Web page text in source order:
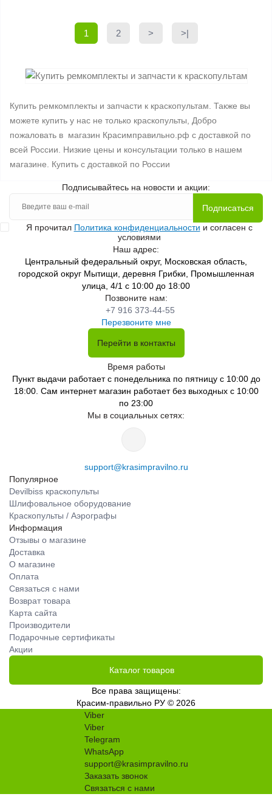
1 2 > >|
Купить ремкомплекты и запчасти к краскопультам. Также вы
можете купить у нас не только краскопульты, Добро
пожаловать в магазин Красимправильно.рф с доставкой по
всей России. Низкие цены и консультации только в нашем
магазине. Купить с доставкой по России
Подписывайтесь на новости и акции:
Подписаться
Я прочитал Политика конфиденциальности и согласен с
условиями
Наш адрес:
Центральный федеральный округ, Московская область,
городской округ Мытищи, деревня Грибки, Промышленная
улица, 4/1 с 10:00 до 18:00
Позвоните нам:
+7 916 373-44-55
Перезвоните мне
Перейти в контакты
Время работы
Пункт выдачи работает с понедельника по пятницу с 10:00 до
18:00. Сам интернет магазин работает без выходных с 10:00
по 23:00
Мы в социальных сетях:
support@krasimpravilno.ru
Популярное
Devilbiss краскопульты
Шлифовальное оборудование
Краскопульты / Аэрографы
Информация
Отзывы о магазине
Доставка
О магазине
Оплата
Связаться с нами
Возврат товара
Карта сайта
Производители
Подарочные сертификаты
Акции
Каталог товаров
Все права защищены:
Красим-правильно РУ © 2026
Viber
Viber
Telegram
WhatsApp
support@krasimpravilno.ru
Заказать звонок
Связаться с нами